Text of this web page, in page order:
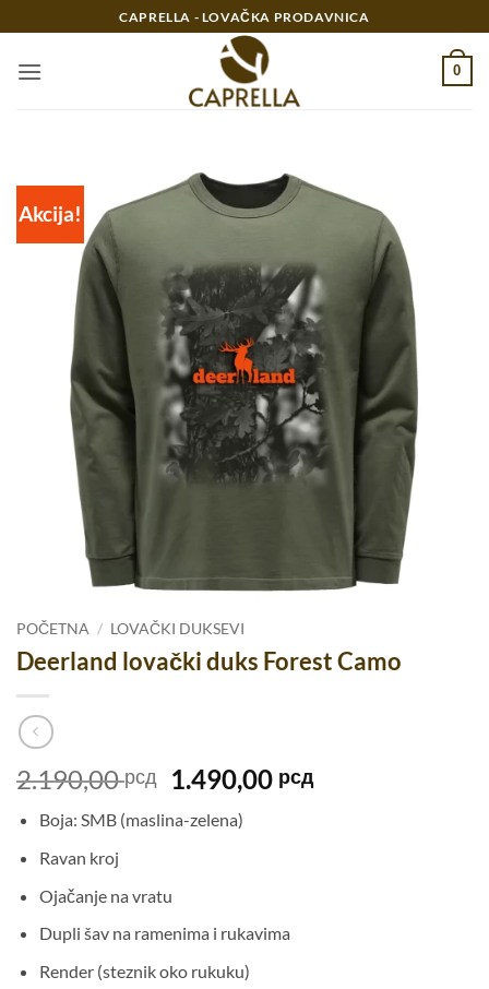
na
sadržaj
CAPRELLA - LOVAČKA PRODAVNICA
0
Akcija!
POČETNA / LOVAČKI DUKSEVI
Deerland lovački duks Forest Camo
2.190,00рсд
Originalna
je
1.490,00 рсдTrenutna
Boja: SMB (maslina-zelena)
Ravan kroj
Ojačanje na vratu
Dupli šav na ramenima i rukavima
Render (steznik oko rukuku)